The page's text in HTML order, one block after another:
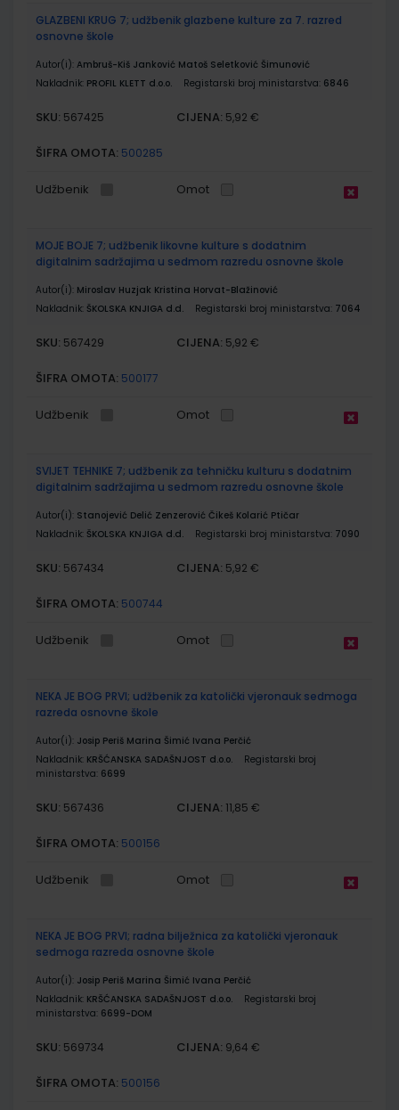
GLAZBENI KRUG 7; udžbenik glazbene kulture za 7. razred
osnovne škole
Autor(i): Ambruš-Kiš Janković Matoš Seletković Šimunović
Nakladnik: PROFIL KLETT d.o.o. Registarski broj ministarstva: 6846
SKU: 567425 CIJENA: 5,92 €
ŠIFRA OMOTA: 500285
Udžbenik Omot
MOJE BOJE 7; udžbenik likovne kulture s dodatnim
digitalnim sadržajima u sedmom razredu osnovne škole
Autor(i): Miroslav Huzjak Kristina Horvat-Blažinović
Nakladnik: ŠKOLSKA KNJIGA d.d. Registarski broj ministarstva: 7064
SKU: 567429 CIJENA: 5,92 €
ŠIFRA OMOTA: 500177
Udžbenik Omot
SVIJET TEHNIKE 7; udžbenik za tehničku kulturu s dodatnim
digitalnim sadržajima u sedmom razredu osnovne škole
Autor(i): Stanojević Delić Zenzerović Čikeš Kolarić Ptičar
Nakladnik: ŠKOLSKA KNJIGA d.d. Registarski broj ministarstva: 7090
SKU: 567434 CIJENA: 5,92 €
ŠIFRA OMOTA: 500744
Udžbenik Omot
NEKA JE BOG PRVI; udžbenik za katolički vjeronauk sedmoga
razreda osnovne škole
Autor(i): Josip Periš Marina Šimić Ivana Perčić
Nakladnik: KRŠĆANSKA SADAŠNJOST d.o.o.
Registarski broj
ministarstva: 6699
SKU: 567436 CIJENA: 11,85 €
ŠIFRA OMOTA: 500156
Udžbenik Omot
NEKA JE BOG PRVI; radna bilježnica za katolički vjeronauk
sedmoga razreda osnovne škole
Autor(i): Josip Periš Marina Šimić Ivana Perčić
Nakladnik: KRŠĆANSKA SADAŠNJOST d.o.o.
Registarski broj
ministarstva: 6699-DOM
SKU: 569734 CIJENA: 9,64 €
ŠIFRA OMOTA: 500156